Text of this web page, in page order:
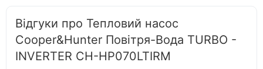
Відгуки про Тепловий насос
Cooper&Hunter Повітря-Вода TURBO -
INVERTER CH-HP070LTIRM